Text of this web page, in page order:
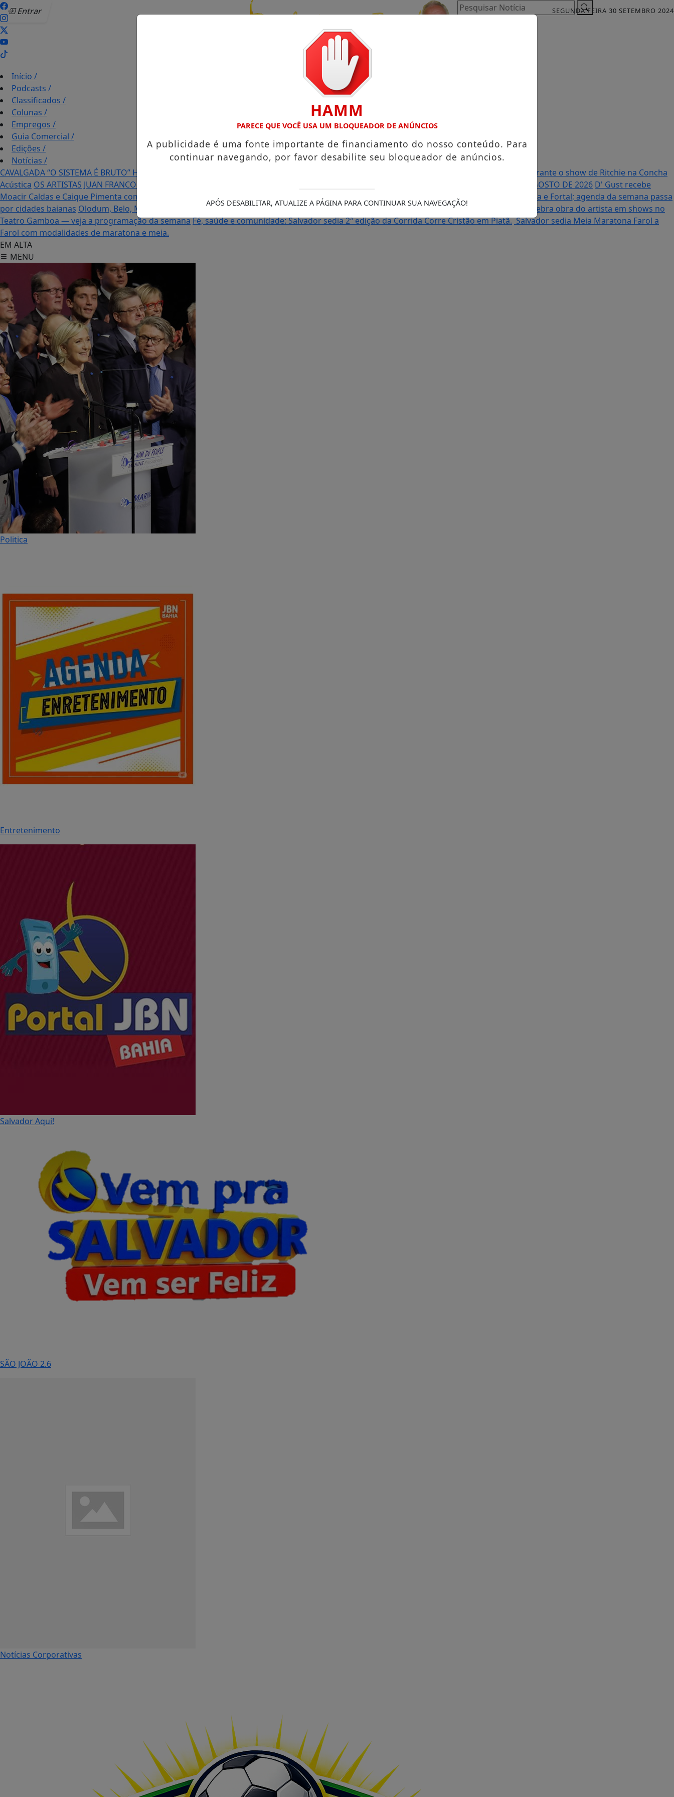
Entrar SEGUNDA FEIRA 30 SETEMBRO 2024
Pesquisar Notícia
Início /
Podcasts /
Classificados /
Colunas /
Empregos /
Guia Comercial /
Edições /
Notícias /
CAVALGADA “O SISTEMA É BRUTO” HOMENAGEIA UZIEL BUENO NO TERRAÇO MINEIRO
Na Resenha da DZR: Marcele Desirée entrevista fãs durante o show de Ritchie na Concha
Acústica OS ARTISTAS JUAN FRANCO E RAVENA FRANCO CONHECIDOS POR "2 BAIANOS", SERÃO HOMENAGEADOS NO PRÓXIMO DIA 14 DE AGOSTO DE 2026 D' Gust recebe
Moacir Caldas e Caique Pimenta com o melhor do Axé das Antigas neste sábado
Xanddy Harmonia mantém ritmo intenso após turnê europeia e Fortal; agenda da semana passa
por cidades baianas Olodum, Belo, Mumuzinho e Timbalada reforçam programação do Camarote Glamour Salvador Irmão de Vander Lee celebra obra do artista em shows no
Teatro Gamboa — veja a programação da semanaFé, saúde e comunidade: Salvador sedia 2ª edição da Corrida Corre Cristão em Piatã.Salvador sedia Meia Maratona Farol a
Farol com modalidades de maratona e meia.
EM ALTA
MENU
Politica
Entretenimento
Salvador Aqui!
SÃO JOÃO 2.6
Notícias Corporativas
HAMM
PARECE QUE VOCÊ USA UM BLOQUEADOR DE ANÚNCIOS
A publicidade é uma fonte importante de financiamento do nosso conteúdo. Para
continuar navegando, por favor desabilite seu bloqueador de anúncios.
APÓS DESABILITAR, ATUALIZE A PÁGINA PARA CONTINUAR SUA NAVEGAÇÃO!